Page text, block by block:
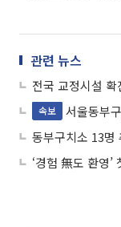
관련 뉴스
전국 교정시설
속보
서울동부구
동부구치소 13
‘경험 無도 환영’